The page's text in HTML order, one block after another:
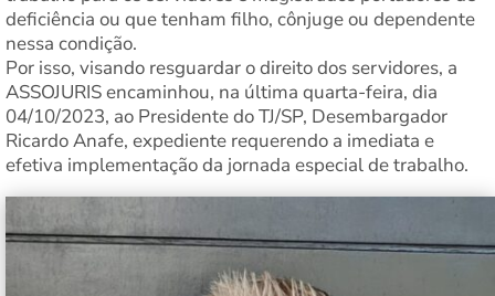
deficiência ou que tenham filho, cônjuge ou dependente
nessa condição.
Por isso, visando resguardar o direito dos servidores, a
ASSOJURIS encaminhou, na última quarta-feira, dia
04/10/2023, ao Presidente do TJ/SP, Desembargador
Ricardo Anafe, expediente requerendo a imediata e
efetiva implementação da jornada especial de trabalho.